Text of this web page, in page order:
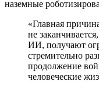
наземные
«Главная
не
ИИ, получают
стремительно
продолжение
человеческие